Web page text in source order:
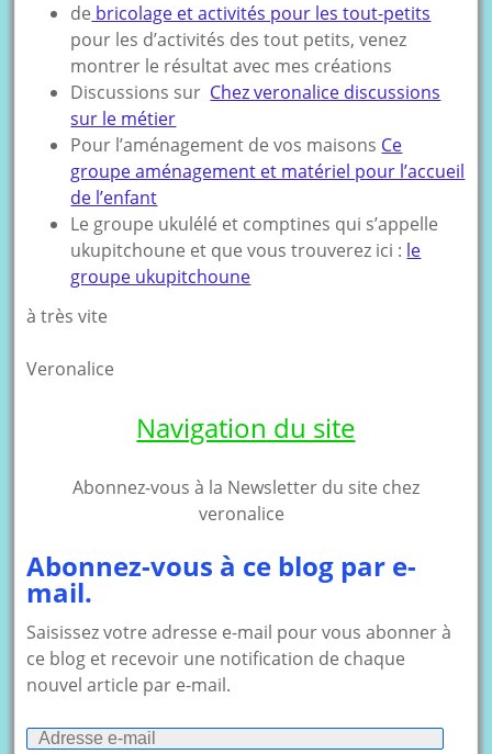
de bricolage et activités pour les tout-petits
pour les d’activités des tout petits, venez
montrer le résultat avec mes créations
Discussions sur Chez veronalice discussions
sur le métier
Pour l’aménagement de vos maisons Ce
groupe aménagement et matériel pour l’accueil
de l’enfant
Le groupe ukulélé et comptines qui s’appelle
ukupitchoune et que vous trouverez ici : le
groupe ukupitchoune
à très vite
Veronalice
Navigation du site
Abonnez-vous à la Newsletter du site chez
veronalice
Abonnez-vous à ce blog par e-
mail.
Saisissez votre adresse e-mail pour vous abonner à
ce blog et recevoir une notification de chaque
nouvel article par e-mail.
Adresse